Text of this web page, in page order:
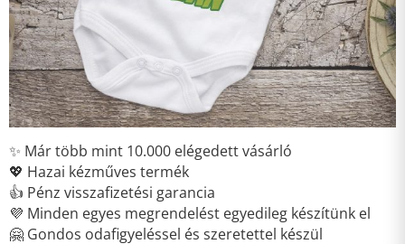
✨ Már több mint 10.000 elégedett vásárló
💖 Hazai kézműves termék
👍 Pénz visszafizetési garancia
💜 Minden egyes megrendelést egyedileg készítünk el
🤗 Gondos odafigyeléssel és szeretettel készül